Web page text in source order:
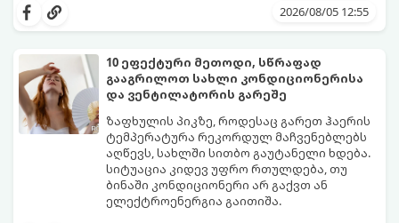
2026/08/05 12:55
10 ეფექტური მეთოდი, სწრაფად
გააგრილოთ სახლი კონდიციონერისა
და ვენტილატორის გარეშე
ზაფხულის პიკზე, როდესაც გარეთ ჰაერის
ტემპერატურა რეკორდულ მაჩვენებლებს
აღწევს, სახლში სითბო გაუტანელი ხდება.
სიტუაცია კიდევ უფრო რთულდება, თუ
ბინაში კონდიციონერი არ გაქვთ ან
ელექტროენერგია გაითიშა.